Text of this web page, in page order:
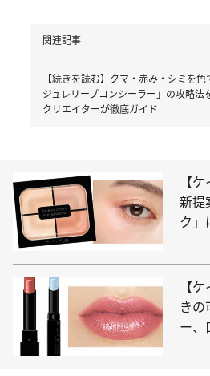
関連記事
【続きを読む】クマ・赤み・シミを
ジュレリープコンシーラー」の攻略法
クリエイターが徹底ガイド
【
新提
ク」
級マ
【
きの
ー、